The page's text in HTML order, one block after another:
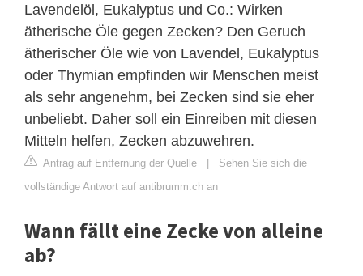
Lavendelöl, Eukalyptus und Co.: Wirken
ätherische Öle gegen Zecken? Den Geruch
ätherischer Öle wie von Lavendel, Eukalyptus
oder Thymian empfinden wir Menschen meist
als sehr angenehm, bei Zecken sind sie eher
unbeliebt. Daher soll ein Einreiben mit diesen
Mitteln helfen, Zecken abzuwehren.
Antrag auf Entfernung der Quelle | Sehen Sie sich die
vollständige Antwort auf antibrumm.ch an
Wann fällt eine Zecke von alleine
ab?